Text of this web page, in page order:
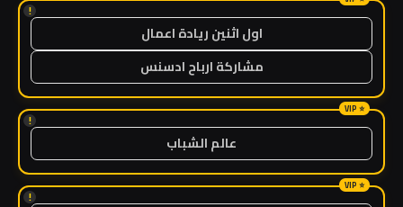
!
اول اثنين ريادة اعمال
مشاركة ارباح ادسنس
!
عالم الشباب
!